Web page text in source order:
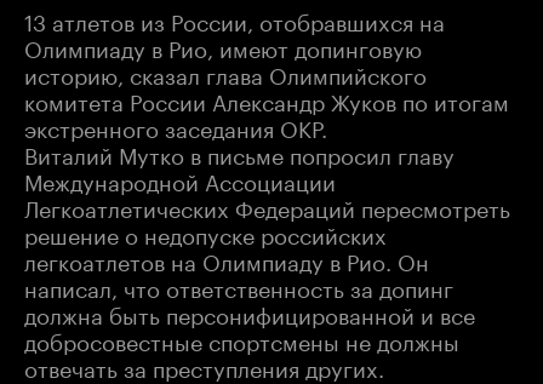
13 атлетов из России, отобравшихся на
Олимпиаду в Рио, имеют допинговую
историю, сказал глава Олимпийского
комитета России Александр Жуков по итогам
экстренного заседания ОКР.
Виталий Мутко в письме попросил главу
Международной Ассоциации
Легкоатлетических Федераций пересмотреть
решение о недопуске российских
легкоатлетов на Олимпиаду в Рио. Он
написал, что ответственность за допинг
должна быть персонифицированной и все
добросовестные спортсмены не должны
отвечать за преступления других.